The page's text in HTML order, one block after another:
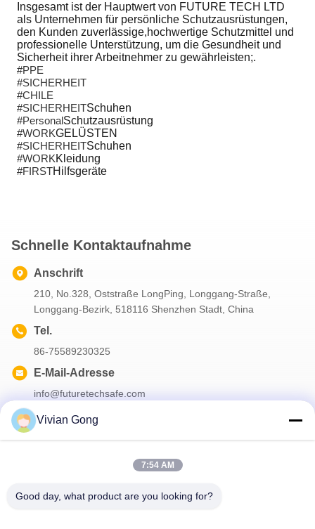
Insgesamt ist der Hauptwert von FUTURE TECH LTD
als Unternehmen für persönliche Schutzausrüstungen,
den Kunden zuverlässige,hochwertige Schutzmittel und
professionelle Unterstützung, um die Gesundheit und
Sicherheit ihrer Arbeitnehmer zu gewährleisten;.
#PPE
#SICHERHEIT
#CHILE
#SICHERHEITSchuhen
#PersonalSchutzausrüstung
#WORKGELÜSTEN
#SICHERHEITSchuhen
#WORKKleidung
#FIRSTHilfsgeräte
Schnelle Kontaktaufnahme
Anschrift
210, No.328, Oststraße LongPing, Longgang-Straße,
Longgang-Bezirk, 518116 Shenzhen Stadt, China
Tel.
86-75589230325
E-Mail-Adresse
info@futuretechsafe.com
Abonnieren Sie unseren Newsletter für Rabatte und mehr.
Vivian Gong
7:54 AM
Good day, what product are you looking for?